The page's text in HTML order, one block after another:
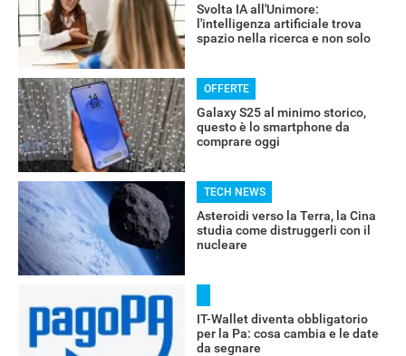
Svolta IA all'Unimore:
l'intelligenza artificiale trova
spazio nella ricerca e non solo
OFFERTE
Galaxy S25 al minimo storico,
questo è lo smartphone da
comprare oggi
TECH NEWS
Asteroidi verso la Terra, la Cina
studia come distruggerli con il
nucleare
IT-Wallet diventa obbligatorio
per la Pa: cosa cambia e le date
da segnare